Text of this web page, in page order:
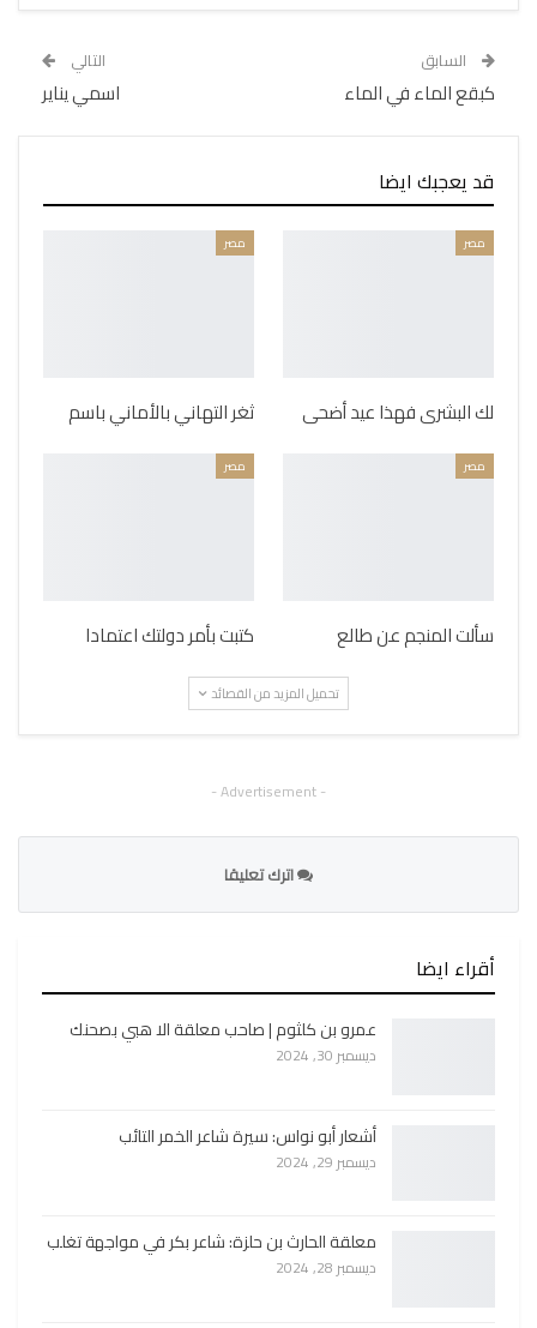
السابق
كبقع الماء في الماء
التالي
اسمي يناير
قد يعجبك ايضا
مصر
لك البشرى فهذا عيد أضحى
مصر
ثغر التهاني بالأماني باسم
مصر
سألت المنجم عن طالع
مصر
كتبت بأمر دولتك اعتمادا
تحميل المزيد من القصائد
- Advertisement -
اترك تعليقا
أقراء ايضا
عمرو بن كلثوم | صاحب معلقة الا هبي بصحنك
ديسمبر 30, 2024
أشعار أبو نواس: سيرة شاعر الخمر التائب
ديسمبر 29, 2024
معلقة الحارث بن حلزة: شاعر بكر في مواجهة تغلب
ديسمبر 28, 2024